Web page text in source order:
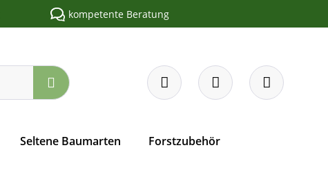
kompetente Beratung
Seltene Baumarten Forstzubehör